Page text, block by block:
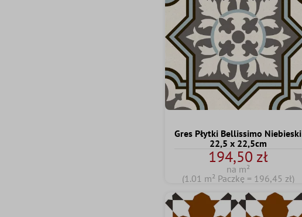
Gres Płytki Bellissimo Niebieski
22,5 x 22,5cm
194,50 zł
na m²
(1.01 m² Paczkę = 196,45 zł)